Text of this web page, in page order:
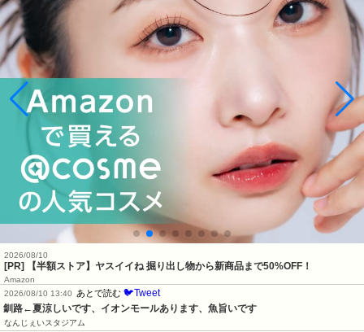
2026/08/10
[PR] 【半額ストア】ヤスイイね 掘り出し物から新商品まで50%OFF！
Amazon
2026/08/10 13:40
あとで読む 🐦Tweet
釧路←夏涼しいです、イオンモールあります、魚旨いです
なんじぇいスタジアム